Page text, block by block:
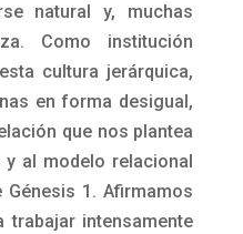
natural y, muchas
Como institución
cultura jerárquica,
en forma desigual,
que nos plantea
al modelo relacional
Génesis 1. Afirmamos
trabajar intensamente